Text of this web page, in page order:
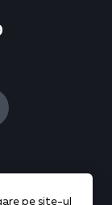
pe site-ul